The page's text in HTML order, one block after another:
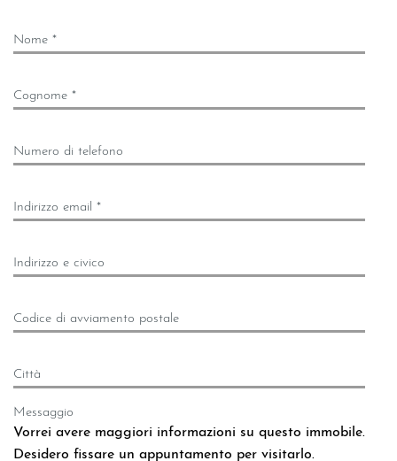
Nome *
Cognome *
Numero di telefono
Indirizzo email *
Indirizzo e civico
Codice di avviamento postale
Città
Messaggio